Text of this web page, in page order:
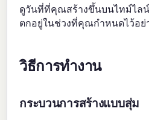
ดูวันที่ที่คุณสร้างขึ้นบนไทม์ไล
ตกอยู่ในช่วงที่คุณกำหนดไว้อย่
วิธีการทำงาน
กระบวนการสร้างแบบสุ่ม